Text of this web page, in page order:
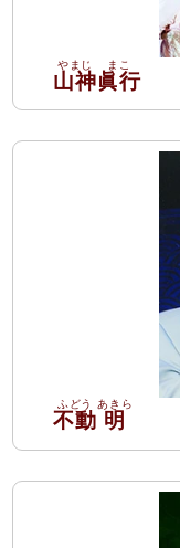
山神眞行
不動 明